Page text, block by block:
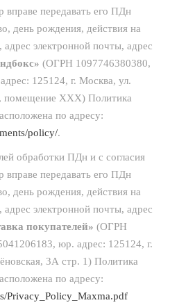
вправе передавать его ПДн
день рождения, действия на
электронной почты, адрес
(ОГРН 1097746380380,
125124, г. Москва, ул.
помещение XXX) Политика
по адресу:
policy/.
обработки ПДн и с согласия
вправе передавать его ПДн
день рождения, действия на
электронной почты, адрес
покупателей» (ОГРН
юр. адрес: 125124, г.
3А стр. 1) Политика
по адресу:
Privacy_Policy_Maxma.pdf